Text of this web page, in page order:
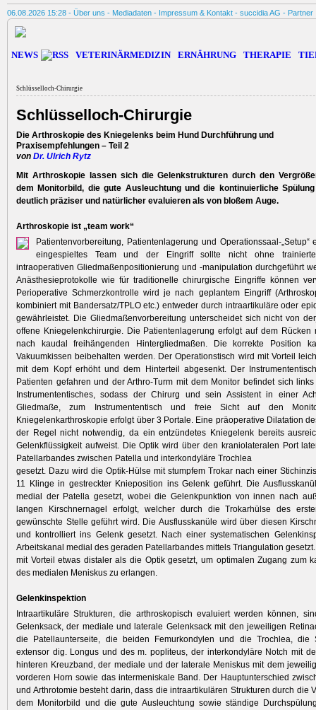
06.08.2026 15:28 - Über uns - Mediadaten - Impressum & Kontakt - succidia AG - Partner
NEWS VETERINÄRMEDIZIN ERNÄHRUNG THERAPIE
Schlüsselloch-Chirurgie
Schlüsselloch-Chirurgie
Die Arthroskopie des Kniegelenks beim Hund Durchführung und
Praxisempfehlungen – Teil 2
von Dr. Ulrich Rytz
Mit Arthroskopie lassen sich die Gelenkstrukturen durch den
dem Monitorbild, die gute Ausleuchtung und die kontinuierliche
deutlich präziser und natürlicher evaluieren als von bloßem Auge.
Arthroskopie ist „team work“
Patientenvorbereitung, Patientenlagerung und Operationssaal-„Setup“
eingespieltes Team und der Eingriff sollte nicht ohne
intraoperativen Gliedmaßenpositionierung und -manipulation durchgeführt
Anästhesieprotokolle wie für traditionelle chirurgische Eingriffe können
Perioperative Schmerzkontrolle wird je nach geplantem Eingriff
kombiniert mit Bandersatz/TPLO etc.) entweder durch intraartikuläre oder
gewährleistet. Die Gliedmaßenvorbereitung unterscheidet sich nicht von
offene Kniegelenkchirurgie. Die Patientenlagerung erfolgt auf dem Rücken
nach kaudal freihängenden Hintergliedmaßen. Die korrekte Position
Vakuumkissen beibehalten werden. Der Operationstisch wird mit Vorteil
mit dem Kopf erhöht und dem Hinterteil abgesenkt. Der
Patienten gefahren und der Arthro-Turm mit dem Monitor befindet sich
Instrumententisches, sodass der Chirurg und sein Assistent in einer
Gliedmaße, zum Instrumententisch und freie Sicht auf den
Kniegelenkarthroskopie erfolgt über 3 Portale. Eine präoperative Dilatation
der Regel nicht notwendig, da ein entzündetes Kniegelenk bereits
Gelenkflüssigkeit aufweist. Die Optik wird über den kraniolateralen Port
Patellarbandes zwischen Patella und interkondyläre Trochlea
gesetzt. Dazu wird die Optik-Hülse mit stumpfem Trokar nach einer
11 Klinge in gestreckter Knieposition ins Gelenk geführt. Die
medial der Patella gesetzt, wobei die Gelenkpunktion von innen nach
langen Kirschnernagel erfolgt, welcher durch die Trokarhülse des
gewünschte Stelle geführt wird. Die Ausflusskanüle wird über diesen
und kontrolliert ins Gelenk gesetzt. Nach einer systematischen
Arbeitskanal medial des geraden Patellarbandes mittels Triangulation
mit Vorteil etwas distaler als die Optik gesetzt, um optimalen Zugang zum
des medialen Meniskus zu erlangen.
Gelenkinspektion
Intraartikuläre Strukturen, die arthroskopisch evaluiert werden können,
Gelenksack, der mediale und laterale Gelenksack mit den jeweiligen
die Patellaunterseite, die beiden Femurkondylen und die Trochlea, die
extensor dig. Longus und des m. popliteus, der interkondyläre Notch mit
hinteren Kreuzband, der mediale und der laterale Meniskus mit dem
vorderen Horn sowie das intermeniskale Band. Der Hauptunterschied
und Arthrotomie besteht darin, dass die intraartikulären Strukturen durch die
dem Monitorbild und die gute Ausleuchtung sowie ständige